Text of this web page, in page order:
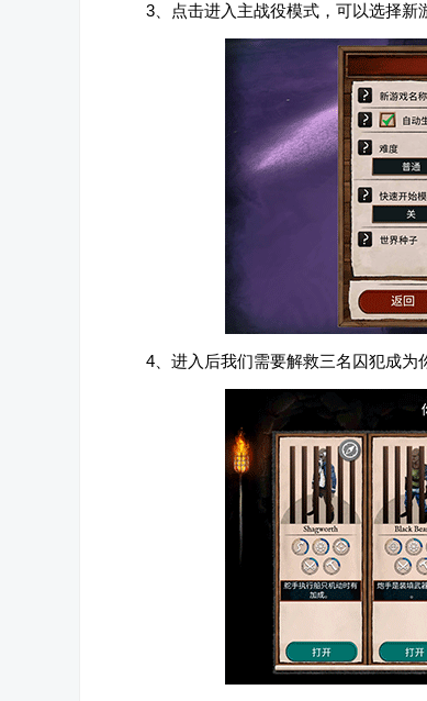
3、点击进入主战役模式，可以选择新
4、进入后我们需要解救三名囚犯成为